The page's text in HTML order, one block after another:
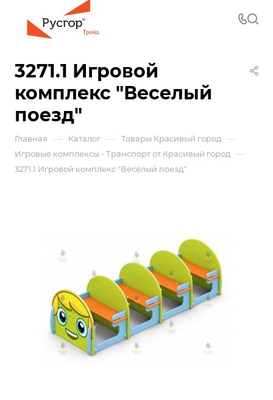
3271.1 Игровой
комплекс "Веселый
поезд"
Главная — Каталог — Товары Красивый город —
Игровые комплексы - Транспорт от Красивый город —
3271.1 Игровой комплекс "Веселый поезд"